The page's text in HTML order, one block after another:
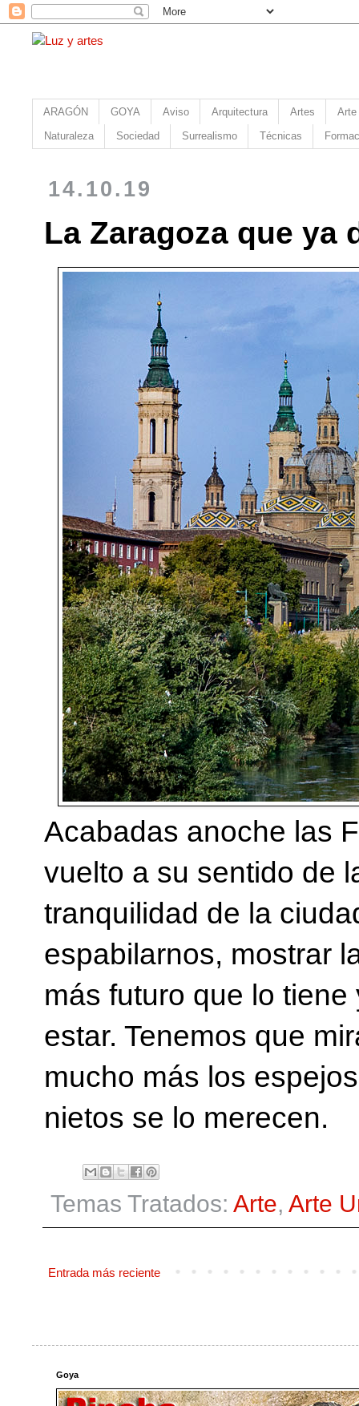
ARAGÓN GOYA Aviso Arquitectura Artes Arte
Naturaleza Sociedad Surrealismo Técnicas
14.10.19
La Zaragoza que ya
Acabadas anoche las
vuelto a su sentido de
tranquilidad de la
espabilarnos, mostrar
más futuro que lo
estar. Tenemos que
mucho más los
nietos se lo merecen.
Temas Tratados: Arte, Arte
Entrada más reciente
Goya